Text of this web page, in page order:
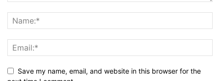
Save my name, email, and website in this browser for the